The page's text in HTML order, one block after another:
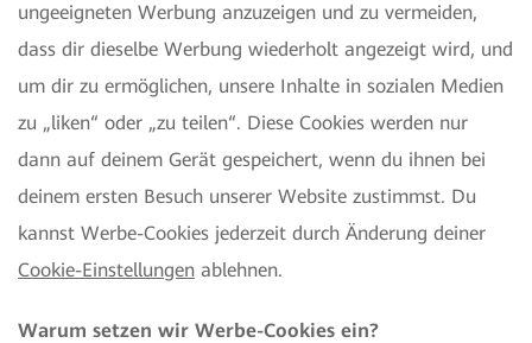
ungeeigneten Werbung anzuzeigen und zu vermeiden,
dass dir dieselbe Werbung wiederholt angezeigt wird, und
um dir zu ermöglichen, unsere Inhalte in sozialen Medien
zu „liken“ oder „zu teilen“. Diese Cookies werden nur
dann auf deinem Gerät gespeichert, wenn du ihnen bei
deinem ersten Besuch unserer Website zustimmst. Du
kannst Werbe-Cookies jederzeit durch Änderung deiner
Cookie-Einstellungen ablehnen.
Warum setzen wir Werbe-Cookies ein?